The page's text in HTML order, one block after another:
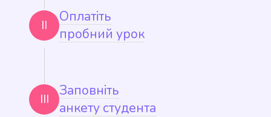
II
Оплатіть
пробний урок
III
Заповніть
анкету студента